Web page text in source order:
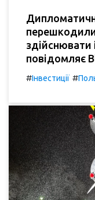
здійснювати
повідомляє
#Інвестиції #